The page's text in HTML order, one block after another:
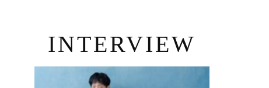
INTERVIEW